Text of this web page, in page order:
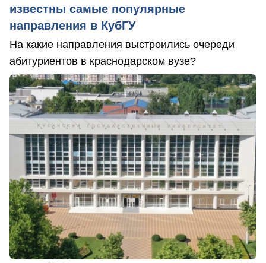
известны самые популярные
направления в КубГУ
На какие направления выстроились очереди
абитуриентов в краснодарском вузе?